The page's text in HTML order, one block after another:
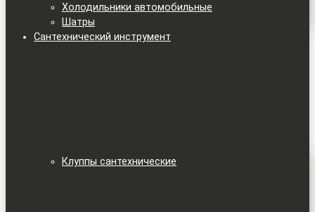
Холодильники автомобильные
Шатры
Сантехнический инструмент
Клуппы сантехнические